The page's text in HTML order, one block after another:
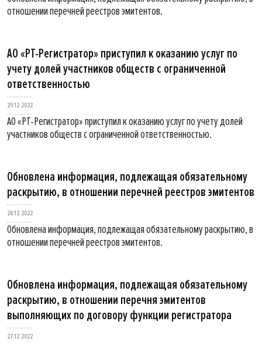
отношении перечней реестров эмитентов.
АО «РТ-Регистратор» приступил к оказанию услуг по
учету долей участников обществ с ограниченной
ответственностью
29.12.2022
АО «РТ-Регистратор» приступил к оказанию услуг по учету долей
участников обществ с ограниченной ответственностью.
Обновлена информация, подлежащая обязательному
раскрытию, в отношении перечней реестров эмитентов
28.12.2022
Обновлена информация, подлежащая обязательному раскрытию, в
отношении перечней реестров эмитентов.
Обновлена информация, подлежащая обязательному
раскрытию, в отношении перечня эмитентов
выполняющих по договору функции регистратора
27.12.2022